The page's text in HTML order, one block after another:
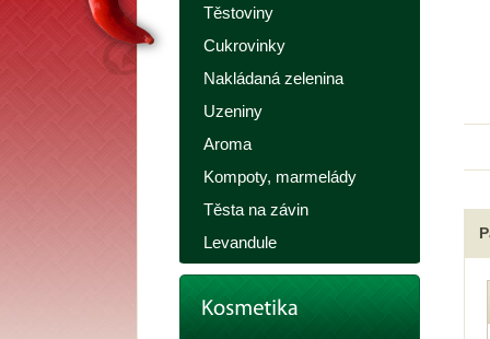
Těstoviny
Cukrovinky
Nakládaná zelenina
Uzeniny
Aroma
Kompoty, marmelády
Těsta na závin
Levandule